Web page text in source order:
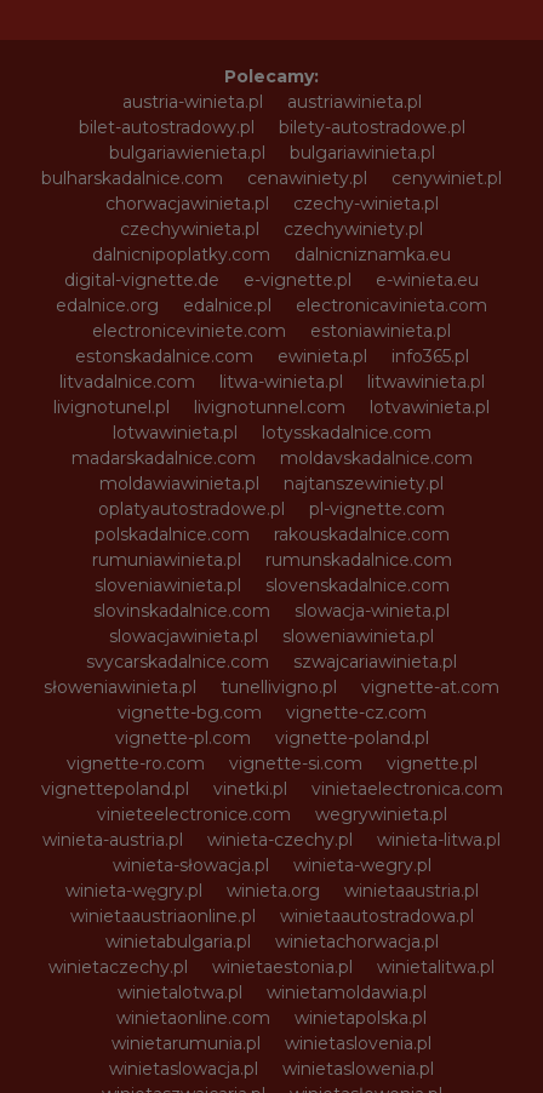
Polecamy:
austria-winieta.pl
austriawinieta.pl
bilet-autostradowy.pl
bilety-autostradowe.pl
bulgariawienieta.pl
bulgariawinieta.pl
bulharskadalnice.com
cenawiniety.pl
cenywiniet.pl
chorwacjawinieta.pl
czechy-winieta.pl
czechywinieta.pl
czechywiniety.pl
dalnicnipoplatky.com
dalnicniznamka.eu
digital-vignette.de
e-vignette.pl
e-winieta.eu
edalnice.org
edalnice.pl
electronicavinieta.com
electroniceviniete.com
estoniawinieta.pl
estonskadalnice.com
ewinieta.pl
info365.pl
litvadalnice.com
litwa-winieta.pl
litwawinieta.pl
livignotunel.pl
livignotunnel.com
lotvawinieta.pl
lotwawinieta.pl
lotysskadalnice.com
madarskadalnice.com
moldavskadalnice.com
moldawiawinieta.pl
najtanszewiniety.pl
oplatyautostradowe.pl
pl-vignette.com
polskadalnice.com
rakouskadalnice.com
rumuniawinieta.pl
rumunskadalnice.com
sloveniawinieta.pl
slovenskadalnice.com
slovinskadalnice.com
slowacja-winieta.pl
slowacjawinieta.pl
sloweniawinieta.pl
svycarskadalnice.com
szwajcariawinieta.pl
słoweniawinieta.pl
tunellivigno.pl
vignette-at.com
vignette-bg.com
vignette-cz.com
vignette-pl.com
vignette-poland.pl
vignette-ro.com
vignette-si.com
vignette.pl
vignettepoland.pl
vinetki.pl
vinietaelectronica.com
vinieteelectronice.com
wegrywinieta.pl
winieta-austria.pl
winieta-czechy.pl
winieta-litwa.pl
winieta-słowacja.pl
winieta-wegry.pl
winieta-węgry.pl
winieta.org
winietaaustria.pl
winietaaustriaonline.pl
winietaautostradowa.pl
winietabulgaria.pl
winietachorwacja.pl
winietaczechy.pl
winietaestonia.pl
winietalitwa.pl
winietalotwa.pl
winietamoldawia.pl
winietaonline.com
winietapolska.pl
winietarumunia.pl
winietaslovenia.pl
winietaslowacja.pl
winietaslowenia.pl